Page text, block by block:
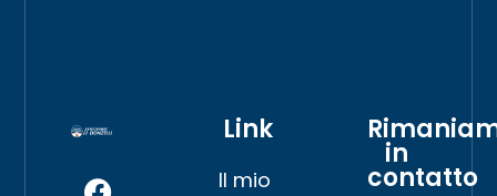
Link
Il mio
in
contatto